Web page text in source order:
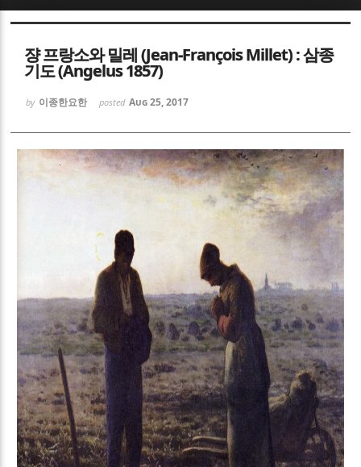
쟝 프랑소와 밀레 (Jean-François Millet) : 삼종
기도 (Angelus 1857)
by 이종한요한 posted Aug 25, 2017
Sketchbook5, 스케치북5
Sketchbook5, 스케치북5
Sketchbook5, 스케치북5
Sketchbook5, 스케치북5